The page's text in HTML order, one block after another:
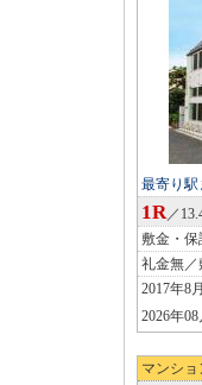
最寄り
1R／
敷金・保
礼金無／
2017年8
2026年
マンショ